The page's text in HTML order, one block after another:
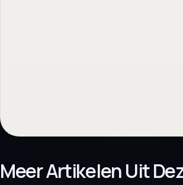
Meer Artikelen Uit